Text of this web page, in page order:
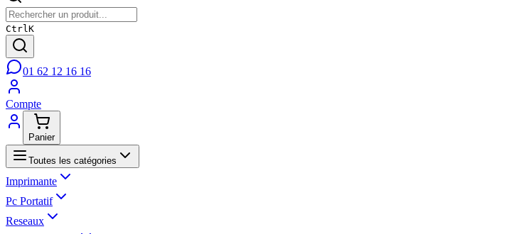
CtrlK
01 62 12 16 16
Compte
Panier
Toutes les catégories
Imprimante
Pc Portatif
Reseaux